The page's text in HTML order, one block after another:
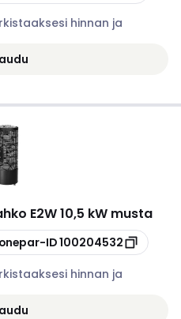
hinnan ja
E2W 10,5 kW musta
ID100204532
hinnan ja